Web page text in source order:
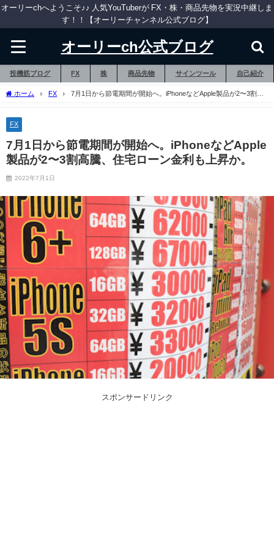
オーリーchへようこそ♪♪ 人気YouTuberが FX・株・商品先物を実況中継しま
す！！【オーリーチャンネル公式ブログ】
オーリーch公式ブログ
投機筋ブログ FX 株 商品先物 サインツール 自己紹介
ホーム FX
7月1日から節電期間が開始へ。iPhoneなどApple製品が2〜3割高
FX
7月1日から節電期間が開始へ。iPhoneなどApple
製品が2〜3割高騰、住宅ローン金利も上昇か。
2022年7月1日
スポンサードリンク